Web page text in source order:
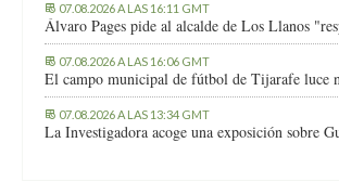
07.08.2026 A LAS 16:11 GMT
Álvaro Pages pide al alcalde de Los Llanos
07.08.2026 A LAS 16:06 GMT
El campo municipal de fútbol de Tijarafe luce
07.08.2026 A LAS 13:34 GMT
La Investigadora acoge una exposición sobre